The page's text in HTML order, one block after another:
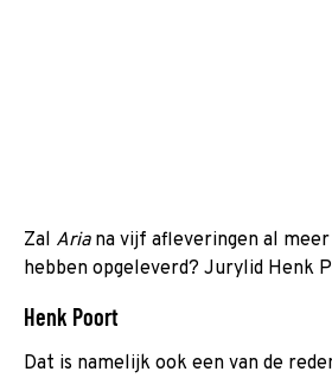
Zal Ariana vijf afleveringen al
hebben opgeleverd? Jurylid Henk
Henk Poort
Dat is namelijk ook een van de